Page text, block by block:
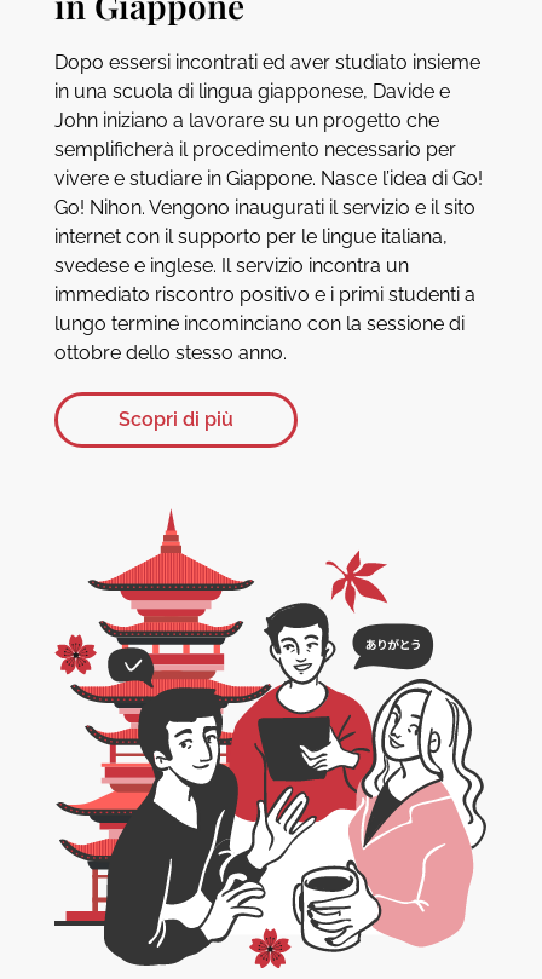
Dopo essersi incontrati ed aver studiato insieme
in una scuola di lingua giapponese, Davide e
John iniziano a lavorare su un progetto che
semplificherà il procedimento necessario per
vivere e studiare in Giappone. Nasce l’idea di Go!
Go! Nihon. Vengono inaugurati il servizio e il sito
internet con il supporto per le lingue italiana,
svedese e inglese. Il servizio incontra un
immediato riscontro positivo e i primi studenti a
lungo termine incominciano con la sessione di
ottobre dello stesso anno.
Scopri di più